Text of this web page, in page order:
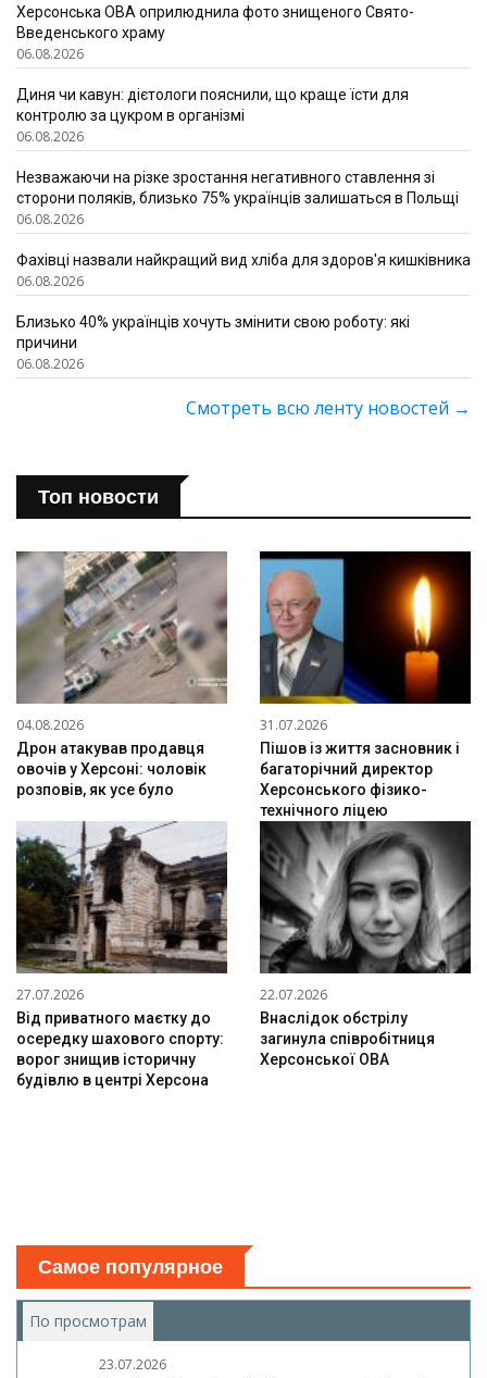
Херсонська ОВА оприлюднила фото знищеного Свято-
Введенського храму
06.08.2026
Диня чи кавун: дієтологи пояснили, що краще їсти для
контролю за цукром в організмі
06.08.2026
Незважаючи на різке зростання негативного ставлення зі
сторони поляків, близько 75% українців залишаться в Польщі
06.08.2026
Фахівці назвали найкращий вид хліба для здоров'я кишківника
06.08.2026
Близько 40% українців хочуть змінити свою роботу: які
причини
06.08.2026
Смотреть всю ленту новостей →
Топ новости
04.08.2026
Дрон атакував продавця
овочів у Херсоні: чоловік
розповів, як усе було
31.07.2026
Пішов із життя засновник і
багаторічний директор
Херсонського фізико-
технічного ліцею
27.07.2026
Від приватного маєтку до
осередку шахового спорту:
ворог знищив історичну
будівлю в центрі Херсона
22.07.2026
Внаслідок обстрілу
загинула співробітниця
Херсонської ОВА
Самое популярное
По просмотрам
23.07.2026